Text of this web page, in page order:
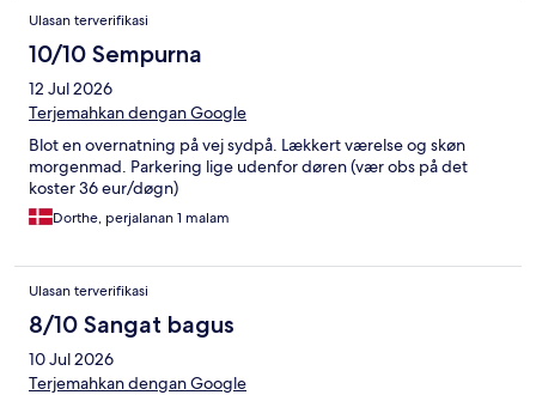
Ulasan terverifikasi
10/10 Sempurna
12 Jul 2026
Terjemahkan dengan Google
Blot en overnatning på vej sydpå. Lækkert værelse og skøn
morgenmad. Parkering lige udenfor døren (vær obs på det
koster 36 eur/døgn)
Dorthe, perjalanan 1 malam
Ulasan terverifikasi
8/10 Sangat bagus
10 Jul 2026
Terjemahkan dengan Google